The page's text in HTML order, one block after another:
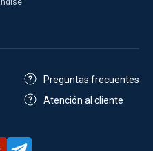
Preguntas frecuentes
Atención al cliente